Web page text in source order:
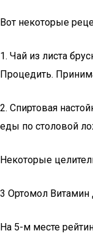
Вот некоторые
1. Чай из листа
Процедить.
2. Спиртовая
еды по столовой
Некоторые
3 Ортомол
На 5-м месте